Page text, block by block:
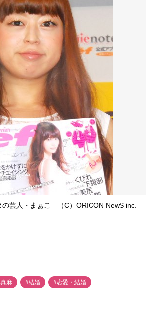
の芸人・まぁこ （C）ORICON NewS inc.
麻 #結婚 #恋愛・結婚